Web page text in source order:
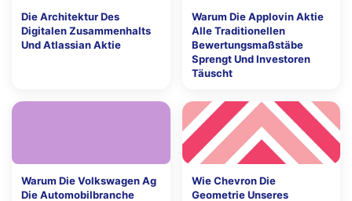
Die Architektur Des
Digitalen Zusammenhalts
Und Atlassian Aktie
Warum Die Applovin Aktie
Alle Traditionellen
Bewertungsmaßstäbe
Sprengt Und Investoren
Täuscht
Warum Die Volkswagen Ag
Die Automobilbranche
Wie Chevron Die
Geometrie Unseres